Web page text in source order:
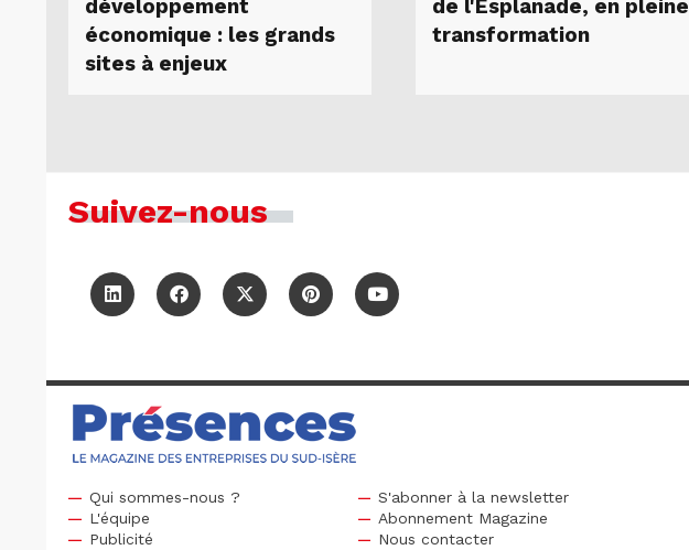
développement
économique : les grands
sites à enjeux
de l'Esplanade, en pleine
transformation
Suivez-nous
Qui sommes-nous ?
L'équipe
Publicité
S'abonner à la newsletter
Abonnement Magazine
Nous contacter